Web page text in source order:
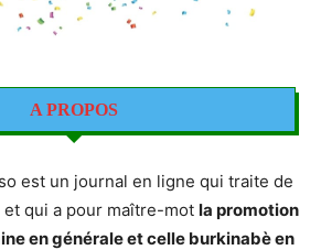
A PROPOS
est un journal en ligne qui traite de
et qui a pour maître-mot la promotion
en générale et celle burkinabè en